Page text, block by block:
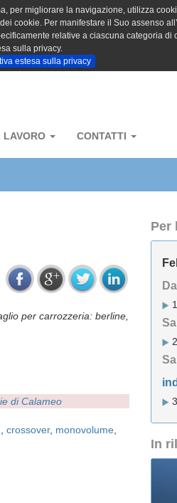
migliorare la navigazione, utilizza
cookie. Per manifestare il Suo assenso
relative a ciascuna categoria
sulla privacy.
estesa sulla privacy
LAVORO CONTATTI
per carrozzeria: berline,
di Calameo
crossover, monovolume
Per
In